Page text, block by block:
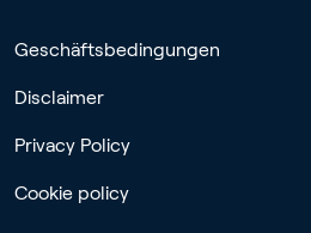
Geschäftsbedingungen
Disclaimer
Privacy Policy
Cookie policy